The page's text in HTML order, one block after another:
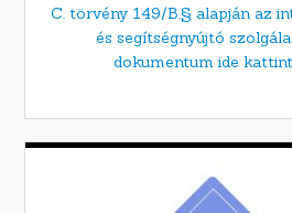
C. törvény 149/B.§ alapján az
és segítségnyújtó
dokumentum ide